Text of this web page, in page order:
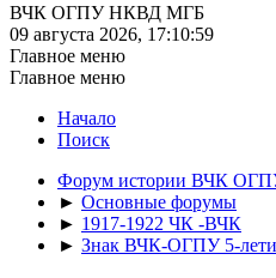
ВЧК ОГПУ НКВД МГБ
09 августа 2026, 17:10:59
Главное меню
Главное меню
Начало
Поиск
Форум истории ВЧК
► Основные форумы
► 1917-1922 ЧК -ВЧК
► Знак ВЧК-ОГПУ 5-